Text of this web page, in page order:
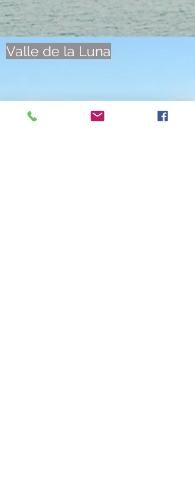
Valle de la Luna